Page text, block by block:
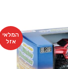
המלאי
אזל